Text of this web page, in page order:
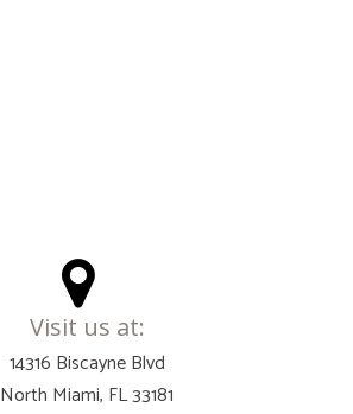
Visit us at:
14316 Biscayne Blvd
North Miami, FL 33181